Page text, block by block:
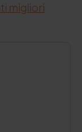
migliori